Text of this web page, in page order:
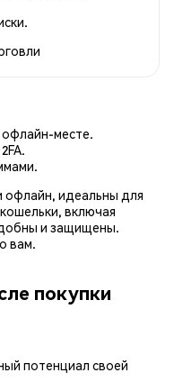
месте.
идеальны для
включая
и защищены.
вам.
покупки
потенциал своей